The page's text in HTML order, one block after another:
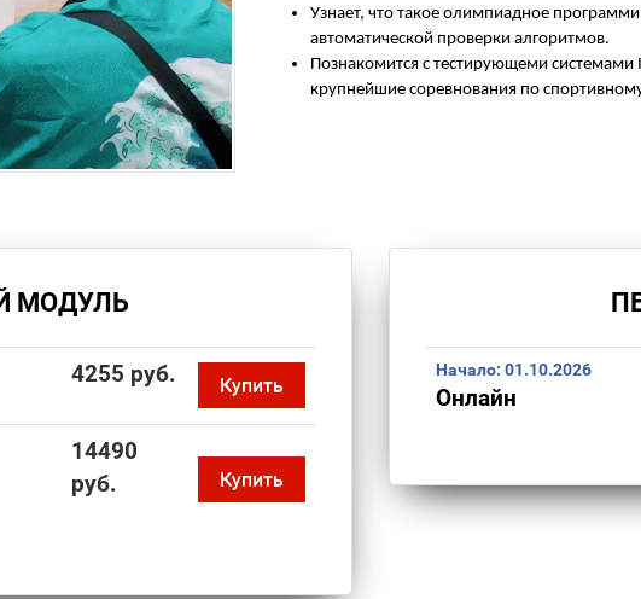
Узнает, что такое олимпиадное
автоматической проверки алгоритмов.
Познакомится с тестирующеми
крупнейшие соревнования по
МОДУЛЬ
4255 руб. Купить
14490
руб.
Купить
Начало: 01.10.2026
Онлайн